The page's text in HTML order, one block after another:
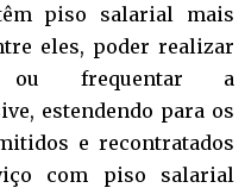
piso salarial mais
eles, poder realizar
frequentar a
estendendo para os
e recontratados
com piso salarial